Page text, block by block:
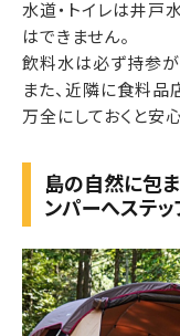
水道・トイレは井戸
はできません。
飲料水は必ず持参が
また、近隣に食料
万全にしておくと安
島の自然に包
ンパーへステッ